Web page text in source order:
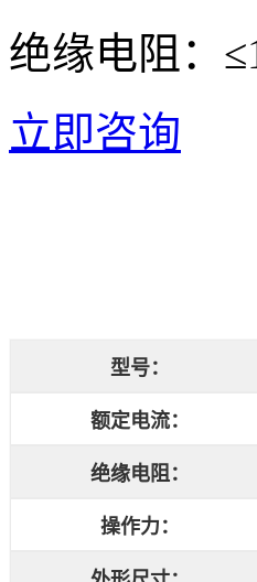
绝缘电阻：
立即咨询
型号：
额定电流：
绝缘电阻：
操作力：